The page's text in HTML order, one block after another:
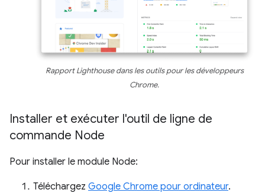
Rapport Lighthouse dans les outils pour les développeurs
Chrome.
Installer et exécuter l'outil de ligne de
commande Node
Pour installer le module Node:
Téléchargez Google Chrome pour ordinateur.